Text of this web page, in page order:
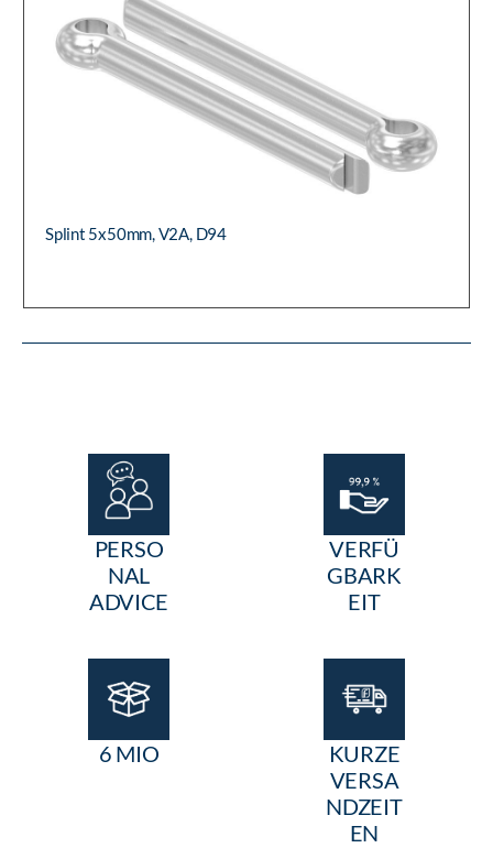
Splint 5x50mm, V2A, D94
PERSO
NAL
ADVICE
VERFÜ
GBARK
EIT
6 MIO
KURZE
VERSA
NDZEIT
EN